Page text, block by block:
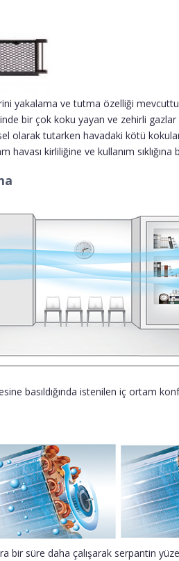
yakalama ve tutma özelliği
bir çok koku yayan ve zehirli gazlar
olarak tutarken havadaki kötü
havası kirliliğine ve kullanım
basıldığında istenilen iç ortam
bir süre daha çalışarak serpantin